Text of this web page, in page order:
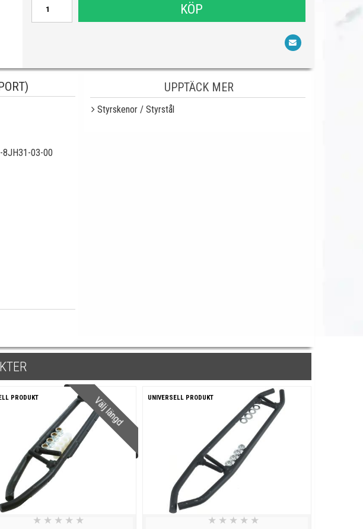
KÖP
8JH31-03-00
UPPTÄCK MER
Styrskenor / Styrstål
Välj längd
PRODUKT
★ ★ ★ ★ ★
UNIVERSELL PRODUKT
★ ★ ★ ★ ★